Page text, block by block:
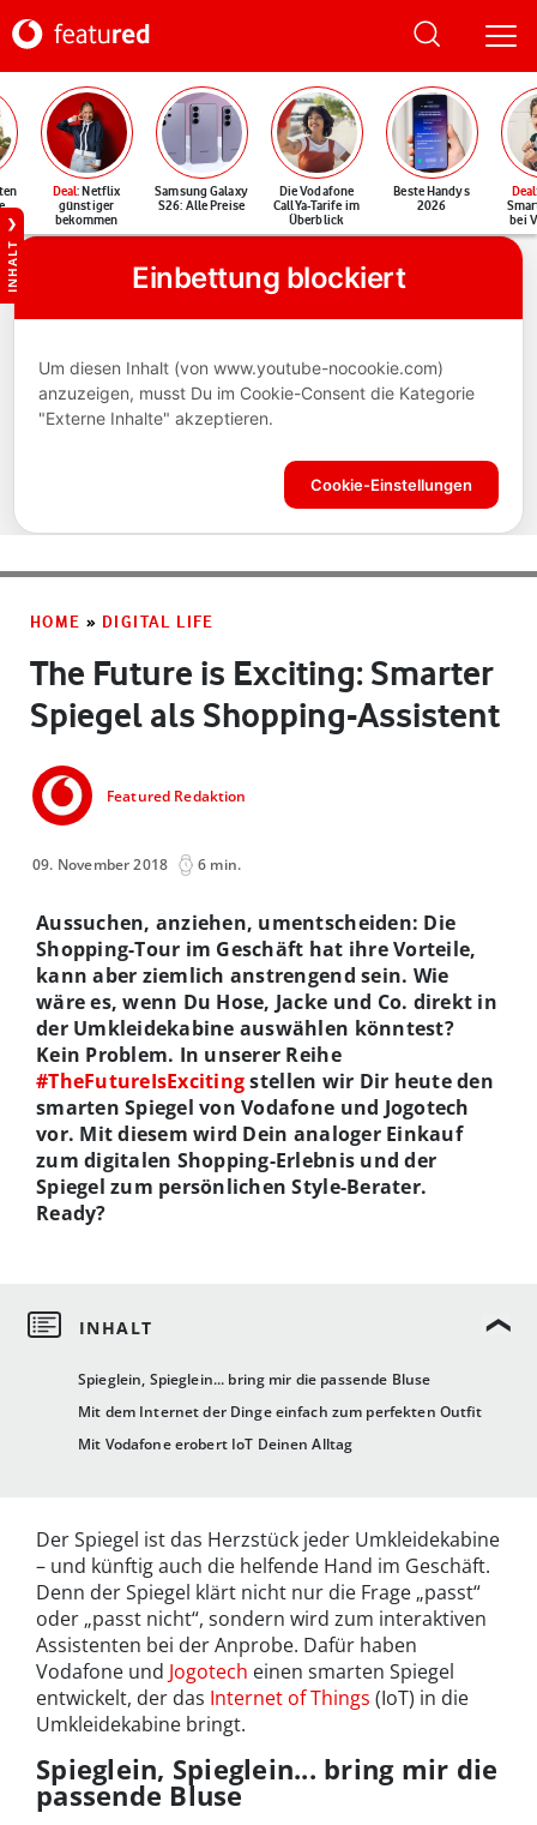
Deal: Netflix
günstiger
bekommen
Samsung Galaxy
S26: Alle Preise
Die Vodafone
CallYa-Tarife im
Überblick
Beste Handys
2026
Deal
bei
INHALT
HOME » DIGITAL LIFE
The Future is Exciting: Smarter
Spiegel als Shopping-Assistent
Featured Redaktion
09. November 2018 6 min.
Spieglein, Spieglein... bring mir die passende Bluse
Mit dem Internet der Dinge einfach zum perfekten Outfit
Mit Vodafone erobert IoT Deinen Alltag
Aussuchen, anziehen, umentscheiden: Die
Shopping-Tour im Geschäft hat ihre Vorteile,
kann aber ziemlich anstrengend sein. Wie
wäre es, wenn Du Hose, Jacke und Co. direkt in
der Umkleidekabine auswählen könntest?
Kein Problem. In unserer Reihe
#TheFutureIsExcitingstellen wir Dir heute den
smarten Spiegel von Vodafone und Jogotech
vor. Mit diesem wird Dein analoger Einkauf
zum digitalen Shopping-Erlebnis und der
Spiegel zum persönlichen Style-Berater.
Ready?
Der Spiegel ist das Herzstück jeder Umkleidekabine
– und künftig auch die helfende Hand im Geschäft.
Denn der Spiegel klärt nicht nur die Frage „passt“
oder „passt nicht“, sondern wird zum interaktiven
Assistenten bei der Anprobe. Dafür haben
Vodafone und Jogotech einen smarten Spiegel
entwickelt, der das Internet of Things (IoT) in die
Umkleidekabine bringt.
Spieglein, Spieglein... bring mir die
passende Bluse